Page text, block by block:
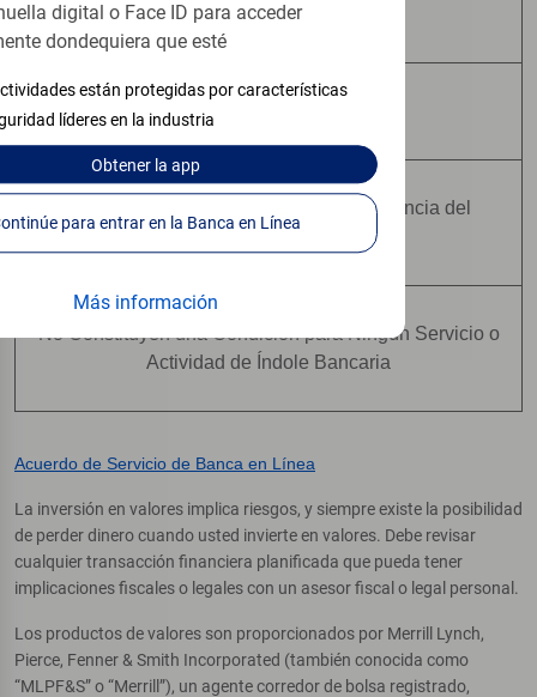
digital o Face ID para acceder
dondequiera que esté
están protegidas por características
líderes en la industria
Obtenerla app
Continúe para entrar en la Banca en Línea
Más información
Pueden Perder Valor
No Constituyen Depósitos
No Están Asegurados Por Ninguna Agencia del
No Constituyen una Condición para Ningún Servicio o
Actividad de Índole Bancaria
Acuerdo de Servicio de Banca en Línea
La inversión en valores implica riesgos, y siempre existe la posibilidad
de perder dinero cuando usted invierte en valores. Debe revisar
cualquier transacción financiera planificada que pueda tener
implicaciones fiscales o legales con un asesor fiscal o legal personal.
Los productos de valores son proporcionados por Merrill Lynch,
Pierce, Fenner & Smith Incorporated (también conocida como
“MLPF&S” o “Merrill”), un agente corredor de bolsa registrado,